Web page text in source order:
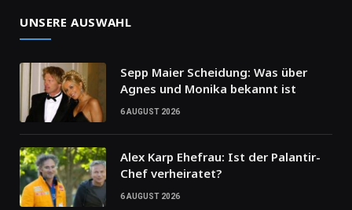
UNSERE AUSWAHL
Sepp Maier Scheidung: Was über
Agnes und Monika bekannt ist
6 AUGUST 2026
Alex Karp Ehefrau: Ist der Palantir-
Chef verheiratet?
6 AUGUST 2026